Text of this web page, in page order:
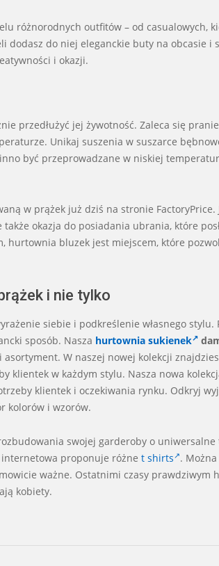
różnorodnych outfitów – od casualowych,
dodasz do niej eleganckie buty na obcasie i
i okazji.
przedłużyć jej żywotność. Zaleca się
Unikaj suszenia w suszarce
być przeprowadzane w niskiej
w prążek już dziś na stronie FactoryPrice.
okazja do posiadania ubrania, które
hurtownia bluzek jest miejscem, które
i nie tylko
siebie i podkreślenie własnego stylu.
sposób. Nasza hurtownia sukienek
W naszej nowej kolekcji
klientek w każdym stylu. Nasza nowa
klientek i oczekiwania rynku. Odkryj
kolorów i wzorów.
swojej garderoby o uniwersalne
proponuje różne t shirts .
ważne. Ostatnimi czasy prawdziwym
kobiety.